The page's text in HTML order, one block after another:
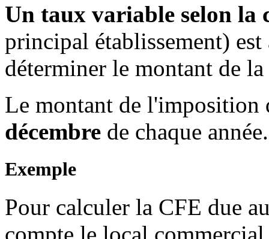
Un taux variable selon la
principal établissement)
déterminer le montant de
Le montant de
décembre de chaque année.
Exemple
Pour calculer la CFE due